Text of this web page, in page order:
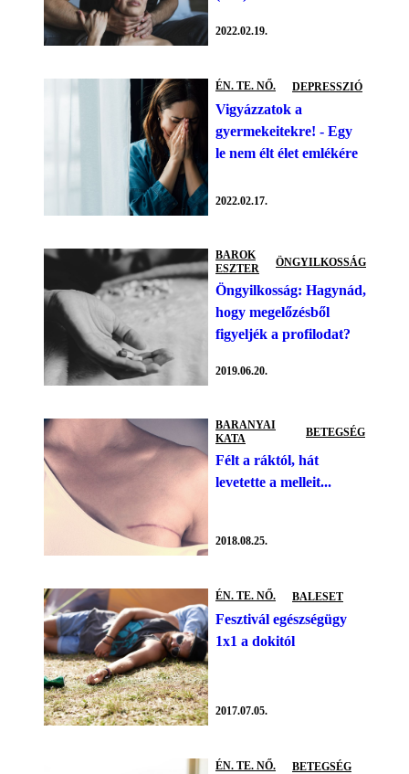
2022.02.19.
ÉN. TE. NŐ. DEPRESSZIÓ
Vigyázzatok a
gyermekeitekre! - Egy
le nem élt élet emlékére
2022.02.17.
BAROK
ESZTER
ÖNGYILKOSSÁG
Öngyilkosság: Hagynád,
hogy megelőzésből
figyeljék a profilodat?
2019.06.20.
BARANYAI
KATA
BETEGSÉG
Félt a ráktól, hát
levetette a melleit...
2018.08.25.
ÉN. TE. NŐ. BALESET
Fesztivál egészségügy
1x1 a dokitól
2017.07.05.
ÉN. TE. NŐ. BETEGSÉG